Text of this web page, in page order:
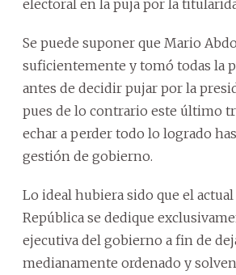
electoral en la puja por la
Se puede suponer que Mario
suficientemente y tomó todas la
antes de decidir pujar por la
pues de lo contrario este último
echar a perder todo lo logrado
gestión de gobierno.
Lo ideal hubiera sido que el
República se dedique
ejecutiva del gobierno a fin de
medianamente ordenado y